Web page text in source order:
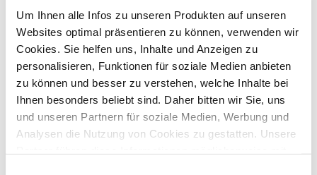
Um Ihnen alle Infos zu unseren Produkten auf unseren
Websites optimal präsentieren zu können, verwenden wir
Cookies. Sie helfen uns, Inhalte und Anzeigen zu
personalisieren, Funktionen für soziale Medien anbieten
zu können und besser zu verstehen, welche Inhalte bei
Ihnen besonders beliebt sind. Daher bitten wir Sie, uns
und unseren Partnern für soziale Medien, Werbung und
Analysen die Nutzung von Cookies zu gestatten. Unsere